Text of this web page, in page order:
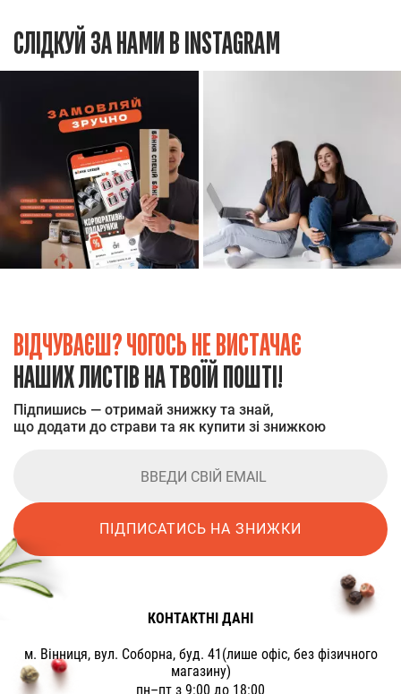
СЛІДКУЙ ЗА НАМИ В INSTAGRAM
ВІДЧУВАЄШ? ЧОГОСЬ НЕ ВИСТАЧАЄ
НАШИХ ЛИСТІВ НА ТВОЇЙ ПОШТІ!
Підпишись — отримай знижку та знай,
що додати до страви та як купити зі знижкою
ПІДПИСАТИСЬ НА ЗНИЖКИ
КОНТАКТНІ ДАНІ
м. Вінниця, вул. Соборна, буд. 41(лише офіс, без фізичного
магазину)
пн–пт з 9:00 до 18:00